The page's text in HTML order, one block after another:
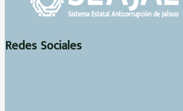
Redes Sociales